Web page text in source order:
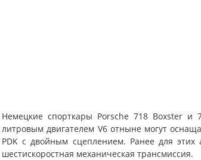
Немецкие спорткары Porsche 718 Boxster
литровым двигателем V6 отныне могут
PDK с двойным сцеплением. Ранее для этих
шестискоростная механическая трансмиссия.